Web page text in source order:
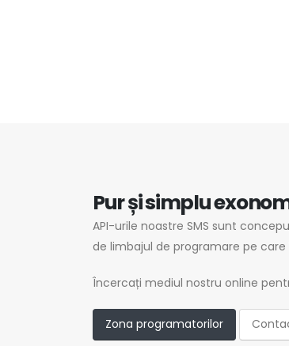
Pur și simplu
API-urile noastre SMS sunt
de limbajul de programare pe care
Încercați mediul nostru online
Zona programatorilor